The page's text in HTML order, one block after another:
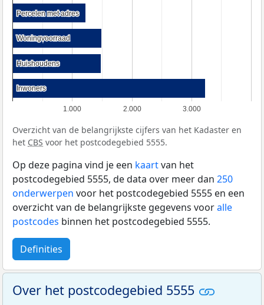
1.000 2.000 3.000
Percelen met adres
Percelen met adres
Woningvoorraad
Woningvoorraad
Huishoudens
Huishoudens
Inwoners
Inwoners
Overzicht van de belangrijkste cijfers van het Kadaster en
het CBS voor het postcodegebied 5555.
Op deze pagina vind je een kaartvan het
postcodegebied 5555, de data over meer dan 250
onderwerpen voor het postcodegebied 5555 en een
overzicht van de belangrijkste gegevens vooralle
postcodes binnen het postcodegebied 5555.
Definities
Over het postcodegebied 5555